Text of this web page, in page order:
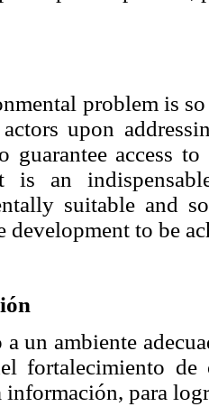
problem is
upon
guarantee access
is an
suitable and
development to be
a un ambiente
fortalecimiento
información, para